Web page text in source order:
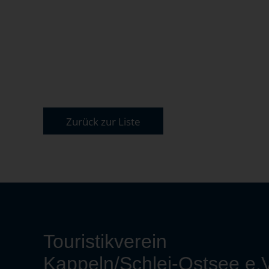
Zurück zur Liste
Touristikverein
Kappeln/Schlei-Ostsee